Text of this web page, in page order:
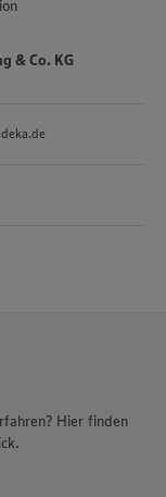
& Co. KG
Hier finden